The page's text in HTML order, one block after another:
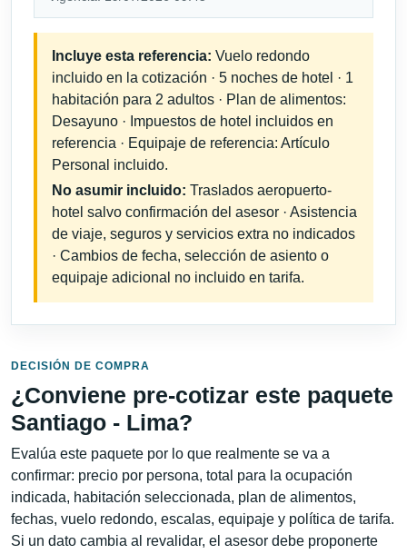
Incluye esta referencia: Vuelo redondo
incluido en la cotización · 5 noches de hotel · 1
habitación para 2 adultos · Plan de alimentos:
Desayuno · Impuestos de hotel incluidos en
referencia · Equipaje de referencia: Artículo
Personal incluido.
No asumir incluido: Traslados aeropuerto-
hotel salvo confirmación del asesor · Asistencia
de viaje, seguros y servicios extra no indicados
· Cambios de fecha, selección de asiento o
equipaje adicional no incluido en tarifa.
DECISIÓN DE COMPRA
¿Conviene pre-cotizar este paquete
Santiago - Lima?
Evalúa este paquete por lo que realmente se va a
confirmar: precio por persona, total para la ocupación
indicada, habitación seleccionada, plan de alimentos,
fechas, vuelo redondo, escalas, equipaje y política de tarifa.
Si un dato cambia al revalidar, el asesor debe proponerte